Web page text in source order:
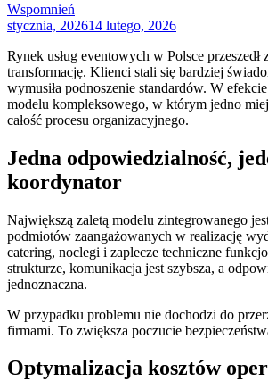
Wspomnień
stycznia, 202614 lutego, 2026
Rynek usług eventowych w Polsce przeszedł
transformację. Klienci stali się bardziej
wymusiła podnoszenie standardów. W
modelu kompleksowego, w którym jedno
całość procesu organizacyjnego.
Jedna odpowiedzialność,
koordynator
Największą zaletą modelu zintegrowanego
podmiotów zaangażowanych w realizację
catering, noclegi i zaplecze techniczne
strukturze, komunikacja jest szybsza, a
jednoznaczna.
W przypadku problemu nie dochodzi do
firmami. To zwiększa poczucie
Optymalizacja kosztów